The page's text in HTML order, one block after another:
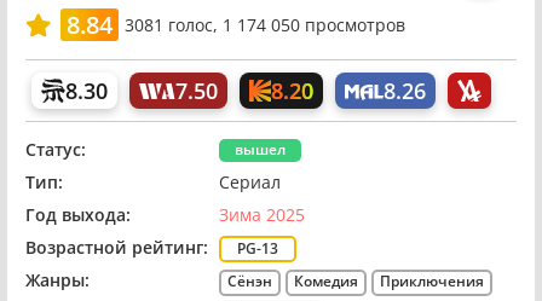
8.84 3081 голос, 1 174 050 просмотров
8.30 7.50 8.20 8.26
Статус: вышел
Тип:
Сериал
Год выхода:
Зима 2025
Возрастной рейтинг:
PG-13
Жанры: Сёнэн Комедия
Приключения